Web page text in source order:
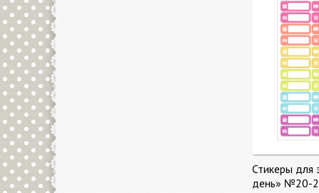
Стикеры для
день» №20-2